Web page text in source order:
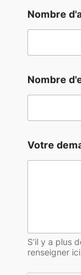
Nombre
Nombre
Votre
S’il y a plus
renseigner